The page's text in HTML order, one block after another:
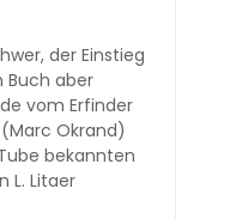
der Einstieg
Buch aber
vom Erfinder
Okrand)
bekannten
L. Litaer